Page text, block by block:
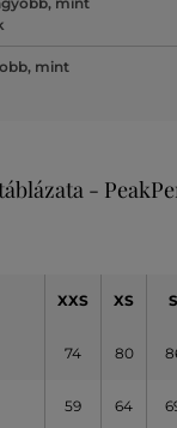
mint
-
XXS XS S
74 80
59 64